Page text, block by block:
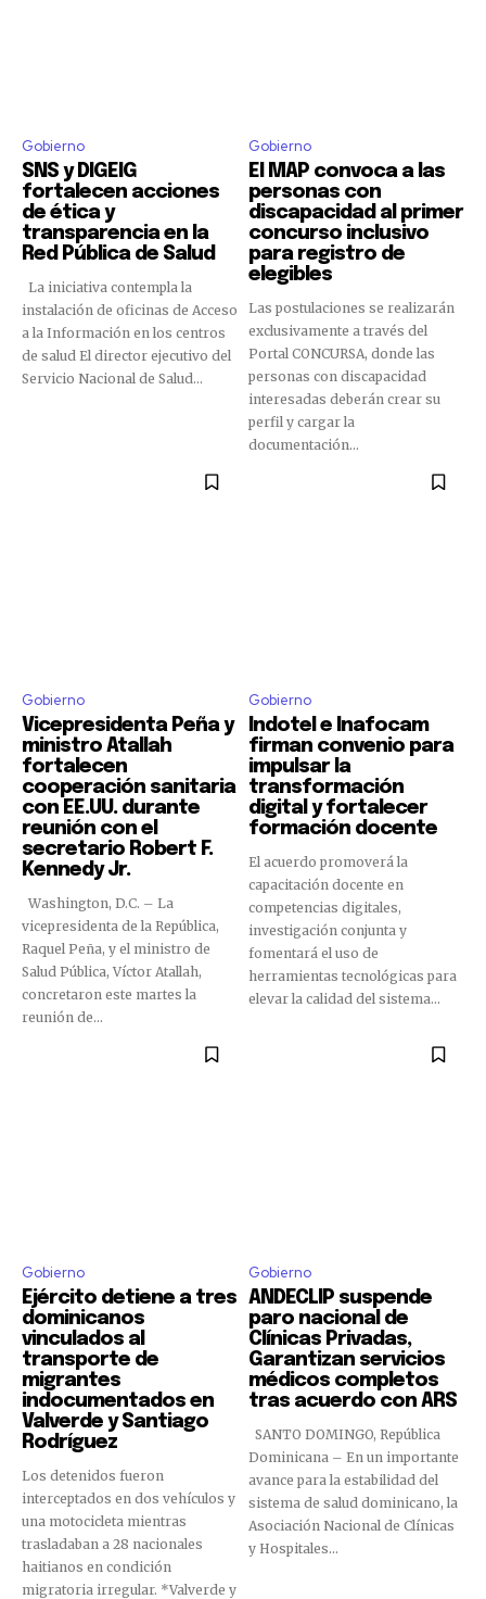
Gobierno
SNS y DIGEIG
fortalecen acciones
de ética y
transparencia en la
Red Pública de Salud
instalación de oficinas de Acceso
a la Información en los centros
de salud El director ejecutivo del
Servicio Nacional de Salud...
Gobierno
El MAP convoca a las
personas con
discapacidad al primer
concurso inclusivo
para registro de
elegibles
Las postulaciones se realizarán
exclusivamente a través del
Portal CONCURSA, donde las
personas con discapacidad
interesadas deberán crear su
perfil y cargar la
documentación...
Gobierno
Vicepresidenta Peña y
ministro Atallah
fortalecen
cooperación sanitaria
con EE.UU. durante
reunión con el
secretario Robert F.
Kennedy Jr.
vicepresidenta de la República,
Raquel Peña, y el ministro de
Salud Pública, Víctor Atallah,
concretaron este martes la
reunión de...
Gobierno
Indotel e Inafocam
firman convenio para
impulsar la
transformación
digital y fortalecer
formación docente
El acuerdo promoverá la
capacitación docente en
competencias digitales,
investigación conjunta y
fomentará el uso de
herramientas tecnológicas para
elevar la calidad del sistema...
Gobierno
Ejército detiene a tres
dominicanos
vinculados al
transporte de
migrantes
indocumentados en
Valverde y Santiago
Rodríguez
Los detenidos fueron
interceptados en dos vehículos y
una motocicleta mientras
trasladaban a 28 nacionales
haitianos en condición
migratoria irregular. *Valverde y
Gobierno
ANDECLIP suspende
paro nacional de
Clínicas Privadas,
Garantizan servicios
médicos completos
tras acuerdo con ARS
Dominicana – En un importante
avance para la estabilidad del
sistema de salud dominicano, la
Asociación Nacional de Clínicas
y Hospitales...